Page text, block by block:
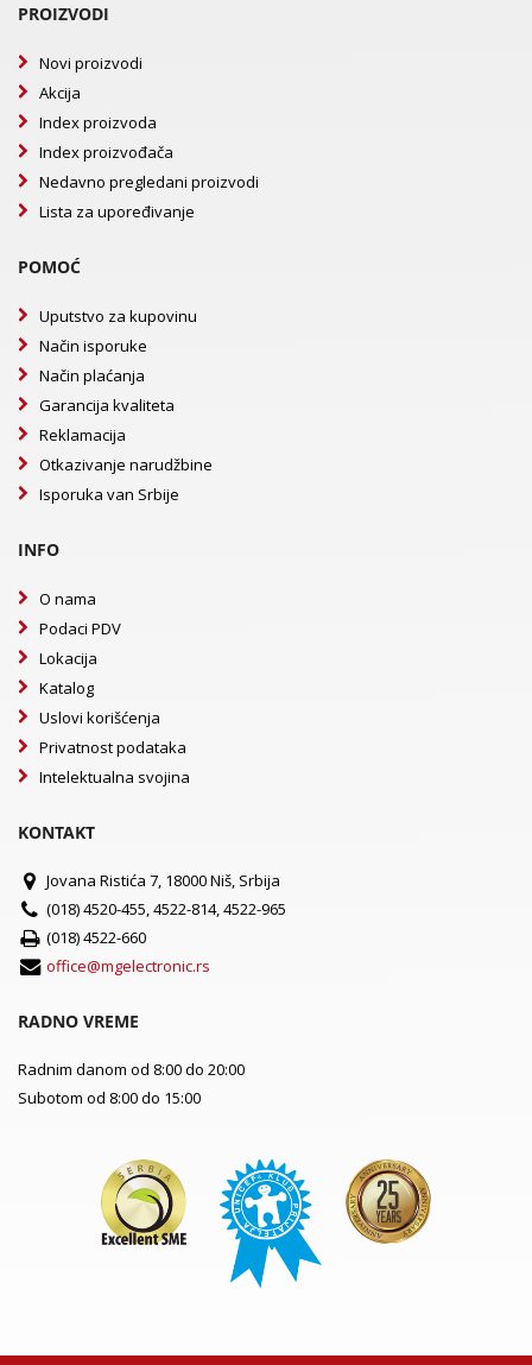
PROIZVODI
Novi proizvodi
Akcija
Index proizvoda
Index proizvođača
Nedavno pregledani proizvodi
Lista za upoređivanje
POMOĆ
Uputstvo za kupovinu
Način isporuke
Način plaćanja
Garancija kvaliteta
Reklamacija
Otkazivanje narudžbine
Isporuka van Srbije
INFO
O nama
Podaci PDV
Lokacija
Katalog
Uslovi korišćenja
Privatnost podataka
Intelektualna svojina
KONTAKT
Jovana Ristića 7, 18000 Niš, Srbija
(018) 4520-455, 4522-814, 4522-965
(018) 4522-660
office@mgelectronic.rs
RADNO VREME
Radnim danom od 8:00 do 20:00
Subotom od 8:00 do 15:00